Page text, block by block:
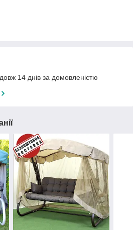
14 днів за домовленістю